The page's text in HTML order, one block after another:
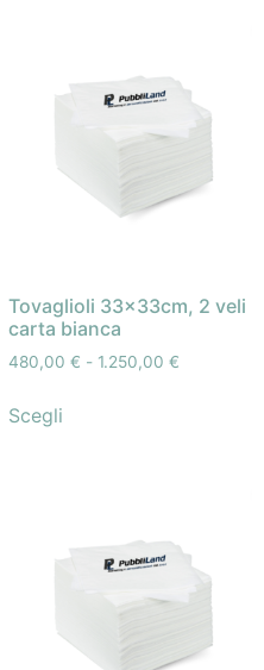
Tovaglioli 33x33cm, 2 veli
carta bianca
480,00 € - 1.250,00 €
Scegli